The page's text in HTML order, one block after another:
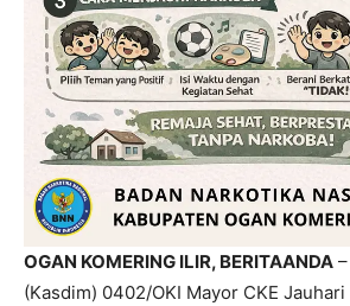
OGAN KOMERING ILIR, BERITAANDA
(Kasdim) 0402/OKI Mayor CKE